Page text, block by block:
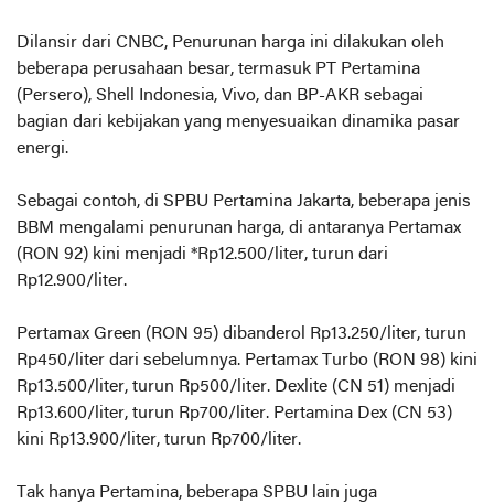
Dilansir dari CNBC, Penurunan harga ini dilakukan oleh
beberapa perusahaan besar, termasuk PT Pertamina
(Persero), Shell Indonesia, Vivo, dan BP-AKR sebagai
bagian dari kebijakan yang menyesuaikan dinamika pasar
energi.
Sebagai contoh, di SPBU Pertamina Jakarta, beberapa jenis
BBM mengalami penurunan harga, di antaranya Pertamax
(RON 92) kini menjadi *Rp12.500/liter, turun dari
Rp12.900/liter.
Pertamax Green (RON 95) dibanderol Rp13.250/liter, turun
Rp450/liter dari sebelumnya. Pertamax Turbo (RON 98) kini
Rp13.500/liter, turun Rp500/liter. Dexlite (CN 51) menjadi
Rp13.600/liter, turun Rp700/liter. Pertamina Dex (CN 53)
kini Rp13.900/liter, turun Rp700/liter.
Tak hanya Pertamina, beberapa SPBU lain juga